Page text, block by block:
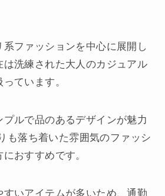
系ファッションを中心に展開し
は洗練された大人のカジュアル
ています。
ルで品のあるデザインが魅力
も落ち着いた雰囲気のファッシ
おすすめです。
いアイテムが多いため、通勤